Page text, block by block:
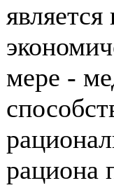
мере -
рациона